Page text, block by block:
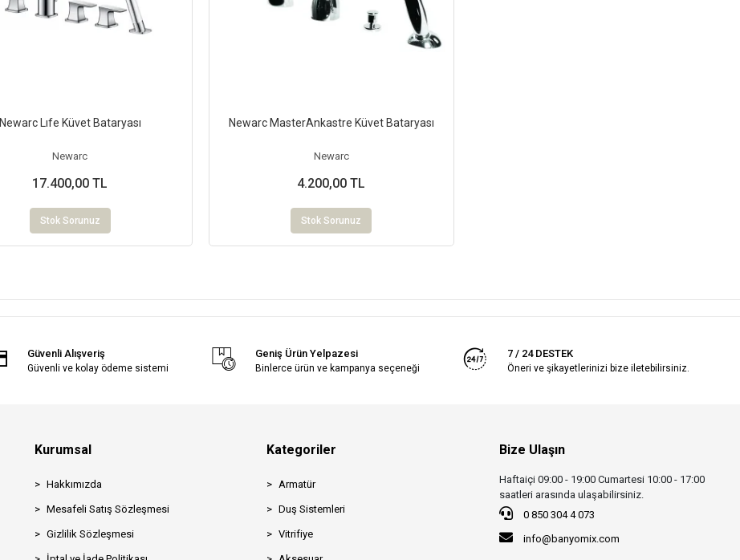
Newarc Lıfe Küvet Bataryası
Newarc
17.400,00 TL
Stok Sorunuz
Newarc MasterAnkastre Küvet Bataryası
Newarc
4.200,00 TL
Stok Sorunuz
Güvenli Alışveriş
Güvenli ve kolay ödeme sistemi
Geniş Ürün Yelpazesi
Binlerce ürün ve kampanya seçeneği
7 / 24 DESTEK
Öneri ve şikayetlerinizi bize iletebilirsiniz.
Kurumsal
Hakkımızda
Mesafeli Satış Sözleşmesi
Gizlilik Sözleşmesi
Kategoriler
Armatür
Duş Sistemleri
Vitrifiye
Bize Ulaşın
Haftaiçi 09:00 - 19:00 Cumartesi 10:00 - 17:00
saatleri arasında ulaşabilirsiniz.
0 850 304 4 073
info@banyomix.com